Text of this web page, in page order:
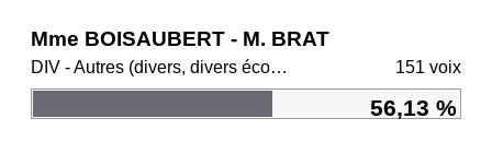
Mme BOISAUBERT - M. BRAT
DIV - Autres (divers, divers écologistes, régionalistes) 151 voix
56,13 %